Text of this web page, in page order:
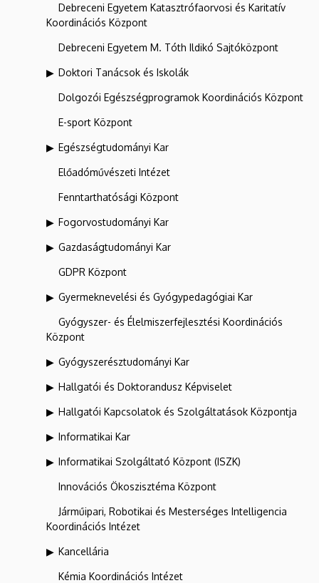
Debreceni Egyetem Katasztrófaorvosi és Karitatív
Koordinációs Központ
Debreceni Egyetem M. Tóth Ildikó Sajtóközpont
Doktori Tanácsok és Iskolák
Dolgozói Egészségprogramok Koordinációs Központ
E-sport Központ
Egészségtudományi Kar
Előadóművészeti Intézet
Fenntarthatósági Központ
Fogorvostudományi Kar
Gazdaságtudományi Kar
GDPR Központ
Gyermeknevelési és Gyógypedagógiai Kar
Gyógyszer- és Élelmiszerfejlesztési Koordinációs
Központ
Gyógyszerésztudományi Kar
Hallgatói és Doktorandusz Képviselet
Hallgatói Kapcsolatok és Szolgáltatások Központja
Informatikai Kar
Informatikai Szolgáltató Központ (ISZK)
Innovációs Ökoszisztéma Központ
Járműipari, Robotikai és Mesterséges Intelligencia
Koordinációs Intézet
Kancellária
Kémia Koordinációs Intézet